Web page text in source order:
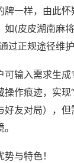
一样，由此怀
如(皮皮湖南麻
过正规途径维护
输入需求生成
作痕迹，实现
好友对局），
与特色！